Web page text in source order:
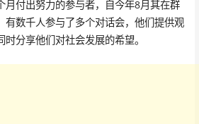
月付出努力的参与者，自今年8月其在群
有数千人参与了多个对话会，他们提供观
分享他们对社会发展的希望。